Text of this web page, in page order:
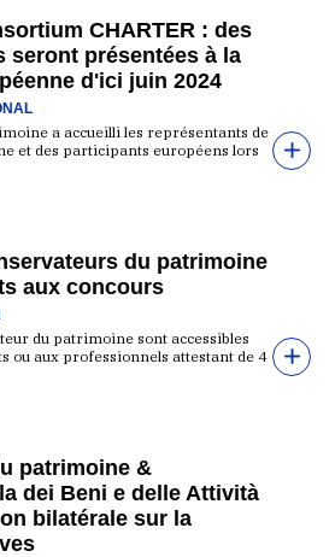
CHARTER : des
seront présentées à la
d'ici juin 2024
a accueilli les représentants de
et des participants européens lors
du patrimoine
aux concours
du patrimoine sont accessibles
ou aux professionnels attestant de 4
patrimoine &
dei Beni e delle Attività
bilatérale sur la